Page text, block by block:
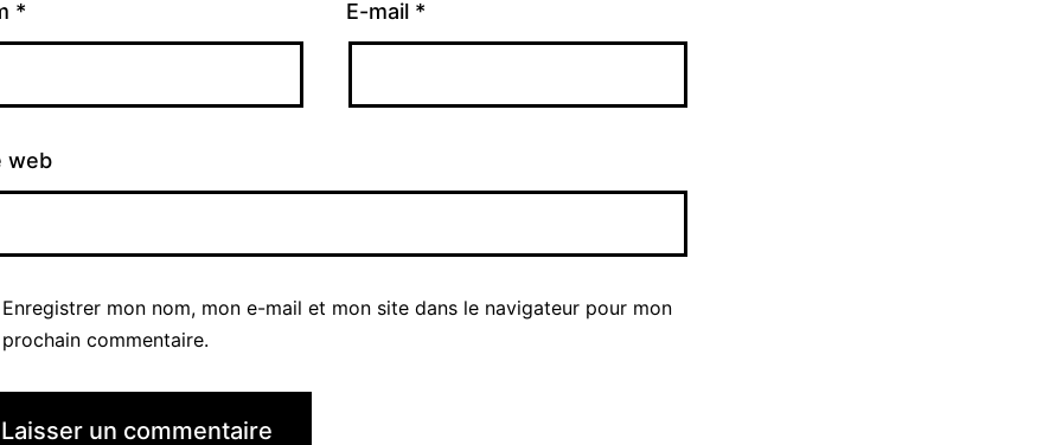
* E-mail *
web
Enregistrer mon nom, mon e-mail et mon site dans le navigateur pour mon
prochain commentaire.